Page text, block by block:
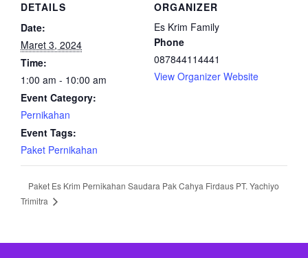
DETAILS
Date:
Maret 3, 2024
Time:
1:00 am - 10:00 am
Event Category:
Pernikahan
Event Tags:
Paket Pernikahan
ORGANIZER
Es Krim Family
Phone
087844114441
View Organizer Website
Paket Es Krim Pernikahan Saudara Pak Cahya Firdaus PT. Yachiyo
Trimitra